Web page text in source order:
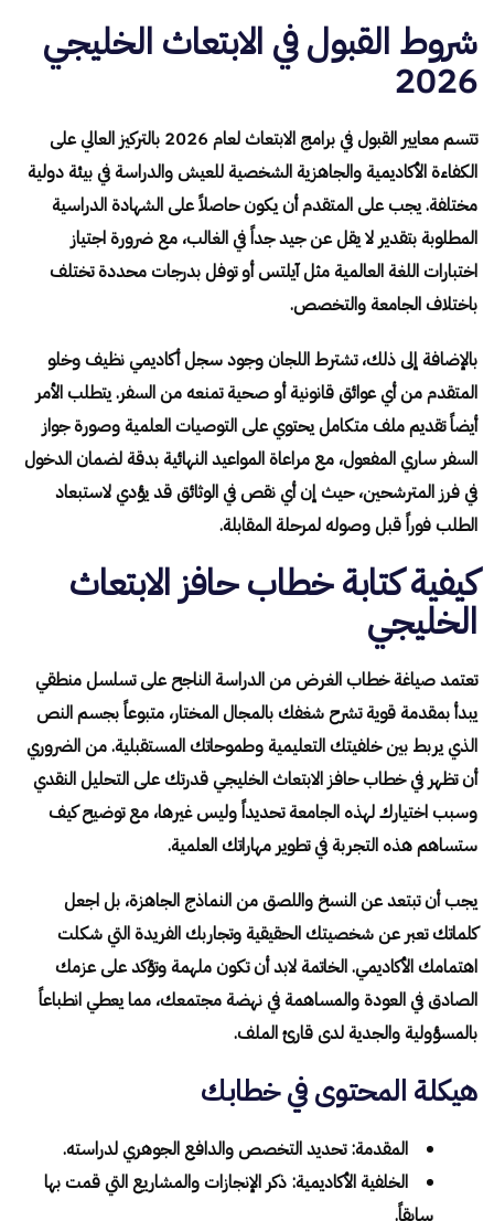
شروط القبول في الابتعاث الخليجي
2026
تتسم معايير القبول في برامج الابتعاث لعام 2026 بالتركيز العالي على
الكفاءة الأكاديمية والجاهزية الشخصية للعيش والدراسة في بيئة دولية
مختلفة. يجب على المتقدم أن يكون حاصلاً على الشهادة الدراسية
المطلوبة بتقدير لا يقل عن جيد جداً في الغالب، مع ضرورة اجتياز
اختبارات اللغة العالمية مثل آيلتس أو توفل بدرجات محددة تختلف
باختلاف الجامعة والتخصص.
بالإضافة إلى ذلك، تشترط اللجان وجود سجل أكاديمي نظيف وخلو
المتقدم من أي عوائق قانونية أو صحية تمنعه من السفر. يتطلب الأمر
أيضاً تقديم ملف متكامل يحتوي على التوصيات العلمية وصورة جواز
السفر ساري المفعول، مع مراعاة المواعيد النهائية بدقة لضمان الدخول
في فرز المترشحين، حيث إن أي نقص في الوثائق قد يؤدي لاستبعاد
الطلب فوراً قبل وصوله لمرحلة المقابلة.
كيفية كتابة خطاب حافز الابتعاث
الخليجي
تعتمد صياغة خطاب الغرض من الدراسة الناجح على تسلسل منطقي
يبدأ بمقدمة قوية تشرح شغفك بالمجال المختار، متبوعاً بجسم النص
الذي يربط بين خلفيتك التعليمية وطموحاتك المستقبلية. من الضروري
أن تظهر في خطاب حافز الابتعاث الخليجي قدرتك على التحليل النقدي
وسبب اختيارك لهذه الجامعة تحديداً وليس غيرها، مع توضيح كيف
ستساهم هذه التجربة في تطوير مهاراتك العلمية.
يجب أن تبتعد عن النسخ واللصق من النماذج الجاهزة، بل اجعل
كلماتك تعبر عن شخصيتك الحقيقية وتجاربك الفريدة التي شكلت
اهتمامك الأكاديمي. الخاتمة لابد أن تكون ملهمة وتؤكد على عزمك
الصادق في العودة والمساهمة في نهضة مجتمعك، مما يعطي انطباعاً
بالمسؤولية والجدية لدى قارئ الملف.
هيكلة المحتوى في خطابك
المقدمة: تحديد التخصص والدافع الجوهري لدراسته.
الخلفية الأكاديمية: ذكر الإنجازات والمشاريع التي قمت بها
سابقاً.